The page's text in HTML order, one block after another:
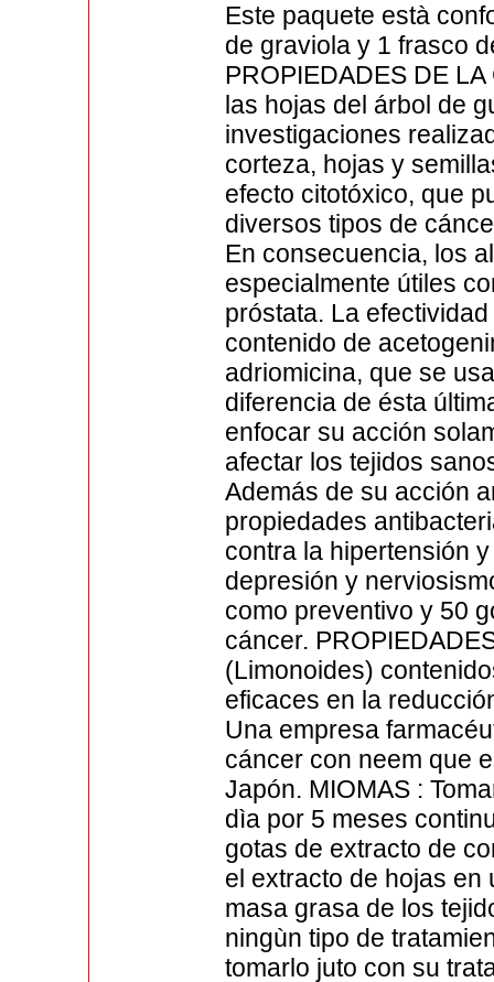
Este paquete està
de graviola y 1 frasco
PROPIEDADES DE
las hojas del árbol de
investigaciones
corteza, hojas y
efecto citotóxico, que
diversos tipos de
En consecuencia, los
especialmente útiles
próstata. La
contenido de
adriomicina, que se
diferencia de ésta
enfocar su acción
afectar los tejidos
Además de su acción
propiedades
contra la hipertensión
depresión y
como preventivo y 50
cáncer.
(Limonoides)
eficaces en la
Una empresa
cáncer con neem que
Japón. MIOMAS :
dìa por 5 meses
gotas de extracto de
el extracto de hojas
masa grasa de los
ningùn tipo de
tomarlo juto con su